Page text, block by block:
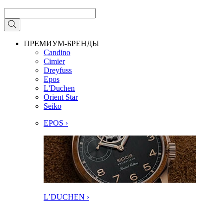
ПРЕМИУМ-БРЕНДЫ
Candino
Cimier
Dreyfuss
Epos
L'Duchen
Orient Star
Seiko
EPOS ›
L’DUCHEN ›